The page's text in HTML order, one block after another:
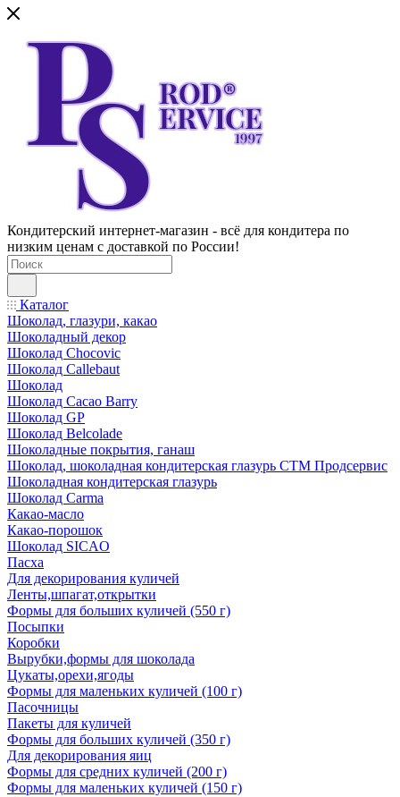
Кондитерский интернет-магазин - всё для кондитера по
низким ценам с доставкой по России!
Каталог
Шоколад, глазури, какао
Шоколадный декор
Шоколад Chocovic
Шоколад Callebaut
Шоколад
Шоколад Cacao Barry
Шоколад GP
Шоколад Belcolade
Шоколадные покрытия, ганаш
Шоколад, шоколадная кондитерская глазурь СТМ Продсервис
Шоколадная кондитерская глазурь
Шоколад Carma
Какао-масло
Какао-порошок
Шоколад SICAO
Пасха
Для декорирования куличей
Ленты,шпагат,открытки
Формы для больших куличей (550 г)
Посыпки
Коробки
Вырубки,формы для шоколада
Цукаты,орехи,ягоды
Формы для маленьких куличей (100 г)
Пасочницы
Пакеты для куличей
Формы для больших куличей (350 г)
Для декорирования яиц
Формы для средних куличей (200 г)
Формы для маленьких куличей (150 г)